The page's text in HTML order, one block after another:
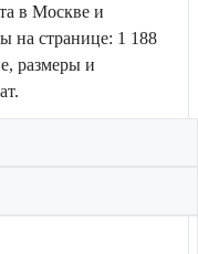
в Москве и
на странице: 1 188
размеры и